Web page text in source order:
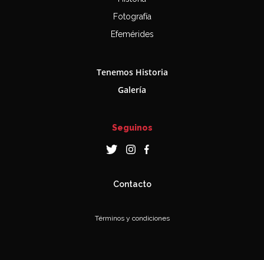
Fotografía
Efemérides
Tenemos Historia
Galería
Seguinos
Contacto
Términos y condiciones